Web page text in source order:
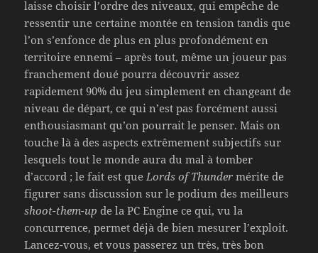
laisse choisir l’ordre des niveaux, qui empêche de
ressentir une certaine montée en tension tandis que
l’on s’enfonce de plus en plus profondément en
territoire ennemi – après tout, même un joueur pas
franchement doué pourra découvrir assez
rapidement 90% du jeu simplement en changeant de
niveau de départ, ce qui n’est pas forcément aussi
enthousiasmant qu’on pourrait le penser. Mais on
touche là à des aspects extrêmement subjectifs sur
lesquels tout le monde aura du mal à tomber
d’accord ; le fait est queLords of Thunder mérite de
figurer sans discussion sur le podium des meilleurs
shoot-them-up de la PC Engine ce qui, vu la
concurrence, permet déjà de bien mesurer l’exploit.
Lancez-vous, et vous passerez un très, très bon